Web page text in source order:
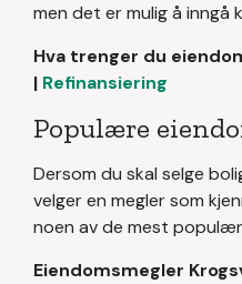
men det er mulig å inngå
Hva trenger du
| Refinansiering
Populære
Dersom du skal selge
velger en megler som
noen av de mest
Eiendomsmegler